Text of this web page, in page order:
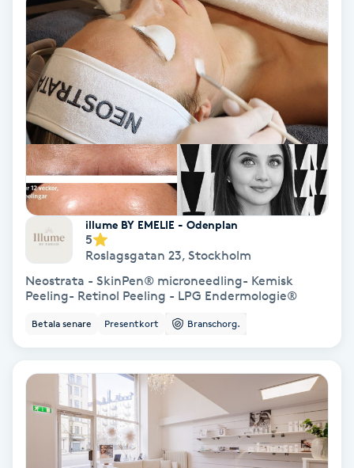
Hälsprickor
Idrottsmassage
IPL
IPL hårborttagning
IR-massage
Japansk massage
Katun fransar
Kemisk peeling
illume BY EMELIE - Odenplan
5
Roslagsgatan 23, Stockholm
Neostrata - SkinPen® microneedling- Kemisk
Peeling- Retinol Peeling - LPG Endermologie®
Betala senare Presentkort Branschorg.